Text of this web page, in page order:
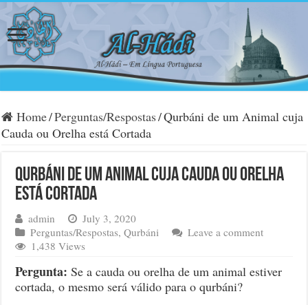
Home/Perguntas/Respostas/Qurbáni de um Animal cuja
Cauda ou Orelha está Cortada
Qurbáni de um Animal cuja Cauda ou Orelha
está Cortada
admin
July 3, 2020
Perguntas/Respostas,Qurbáni
Leave a comment
1,438 Views
Pergunta: Se a cauda ou orelha de um animal estiver
cortada, o mesmo será válido para o qurbáni?